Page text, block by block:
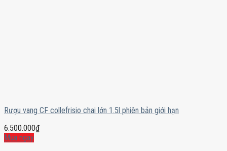
Rượu vang CF collefrisio chai lớn 1.5l phiên bản giới hạn
6.500.000₫
Mua ngay